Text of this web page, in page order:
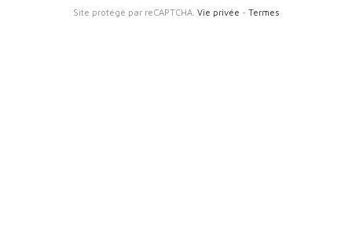
Site protégé par reCAPTCHA. Vie privée - Termes